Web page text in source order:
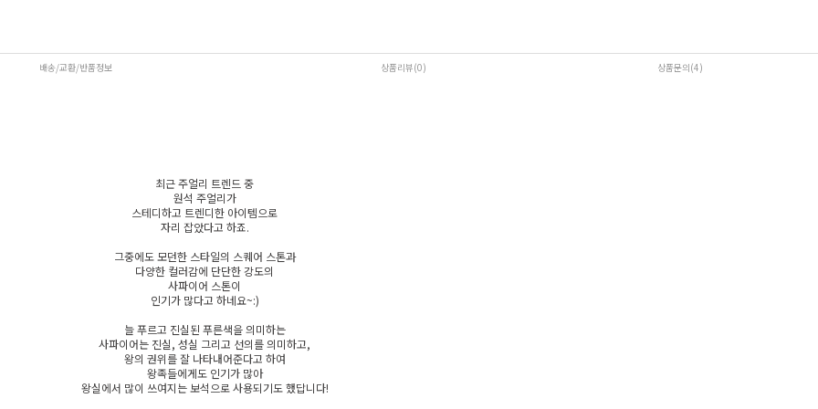
배송/교환/반품정보 상품리뷰(0) 상품문의(4)
최근 주얼리 트렌드 중
원석 주얼리가
스테디하고 트렌디한 아이템으로
자리 잡았다고 하죠.
그중에도 모던한 스타일의 스퀘어 스톤과
다양한 컬러감에 단단한 강도의
사파이어 스톤이
인기가 많다고 하네요~:)
늘 푸르고 진실된 푸른색을 의미하는
사파이어는 진실, 성실 그리고 선의를 의미하고,
왕의 권위를 잘 나타내어준다고 하여
왕족들에게도 인기가 많아
왕실에서 많이 쓰여지는 보석으로 사용되기도 했답니다!